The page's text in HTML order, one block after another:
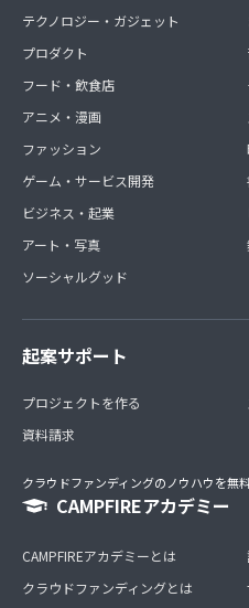
テクノロジー・ガジェット
プロダクト
フード・飲食店
アニメ・漫画
ファッション
ゲーム・サービス開発
ビジネス・起業
アート・写真
ソーシャルグッド
起案サポート
プロジェクトを作る
資料請求
クラウドファンディングのノウハウを無
CAMPFIREアカデミー
CAMPFIREアカデミーとは
クラウドファンディングとは